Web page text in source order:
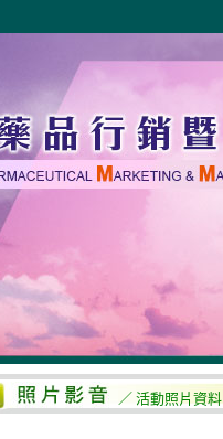
／ 活動照片資料